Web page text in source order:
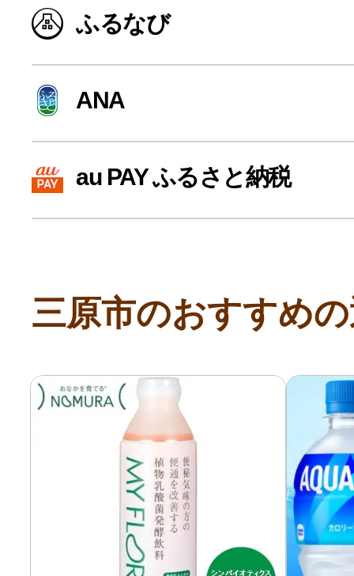
寄付上限額シミュレーション
給与所得者版
副業・パラレルワーカー
ふるさと納税の基礎知識
10秒ぴったり診断
自治体直営サイト特集
はじめるバイブルとは
ふるなび
ANA
au PAY ふるさと納税
三原市のおすすめ